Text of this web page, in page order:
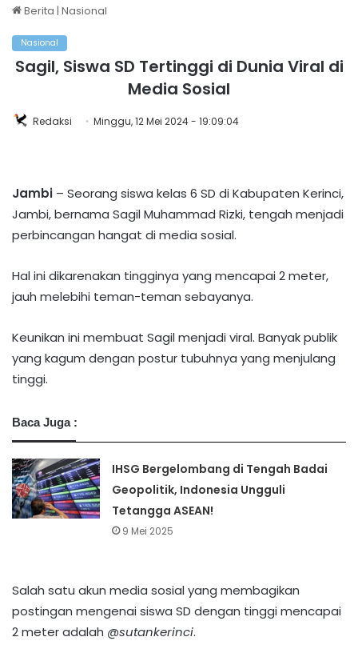
Berita | Nasional
Nasional
Sagil, Siswa SD Tertinggi di Dunia Viral di
Media Sosial
Redaksi Minggu, 12 Mei 2024 - 19:09:04
Jambi – Seorang siswa kelas 6 SD di Kabupaten Kerinci,
Jambi, bernama Sagil Muhammad Rizki, tengah menjadi
perbincangan hangat di media sosial.
Hal ini dikarenakan tingginya yang mencapai 2 meter,
jauh melebihi teman-teman sebayanya.
Keunikan ini membuat Sagil menjadi viral. Banyak publik
yang kagum dengan postur tubuhnya yang menjulang
tinggi.
Baca Juga :
IHSG Bergelombang di Tengah Badai
Geopolitik, Indonesia Ungguli
Tetangga ASEAN!
9 Mei 2025
Salah satu akun media sosial yang membagikan
postingan mengenai siswa SD dengan tinggi mencapai
2 meter adalah @sutankerinci.